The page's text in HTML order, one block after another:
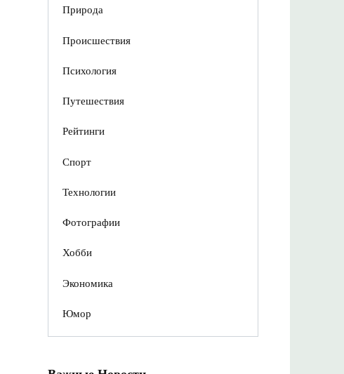
Природа
Происшествия
Психология
Путешествия
Рейтинги
Спорт
Технологии
Фотографии
Хобби
Экономика
Юмор